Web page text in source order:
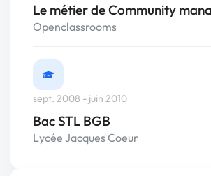
Le métier de Community
Openclassrooms
sept. 2008 - juin 2010
Bac STL BGB
Lycée Jacques Coeur